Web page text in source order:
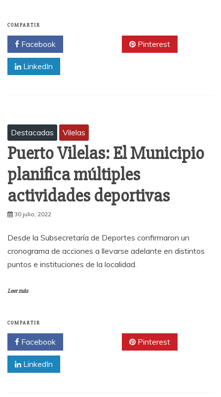
COMPARTIR
Facebook Pinterest
LinkedIn
Destacadas Vilelas
Puerto Vilelas: El Municipio
planifica múltiples
actividades deportivas
30 julio, 2022
Desde la Subsecretaría de Deportes confirmaron un
cronograma de acciones a llevarse adelante en distintos
puntos e instituciones de la localidad.
Leer más
COMPARTIR
Facebook Pinterest
LinkedIn